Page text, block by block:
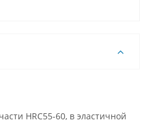
HRC55-60, в эластичной